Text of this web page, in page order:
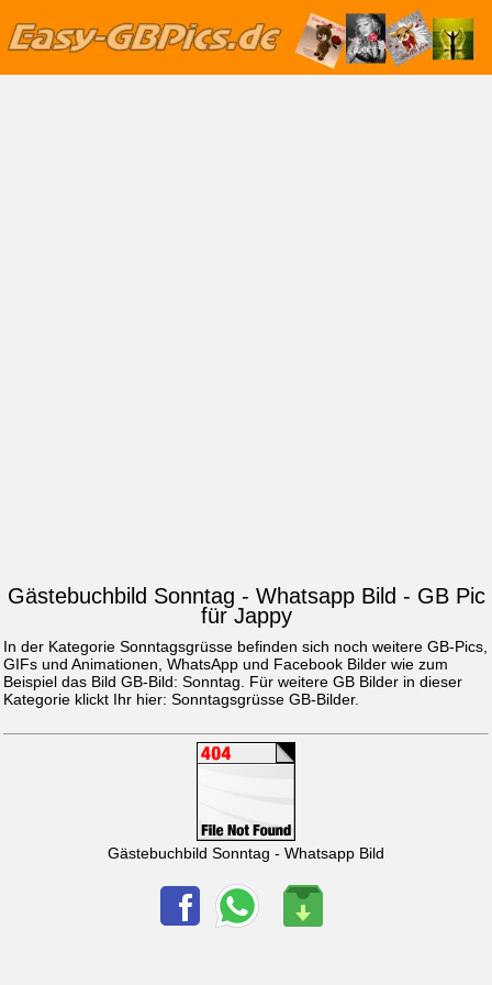
Gästebuchbild Sonntag - Whatsapp Bild - GB Pic
für Jappy
In der Kategorie Sonntagsgrüsse befinden sich noch weitere GB-Pics,
GIFs und Animationen, WhatsApp und Facebook Bilder wie zum
Beispiel das Bild GB-Bild: Sonntag. Für weitere GB Bilder in dieser
Kategorie klickt Ihr hier: Sonntagsgrüsse GB-Bilder.
Gästebuchbild Sonntag - Whatsapp Bild